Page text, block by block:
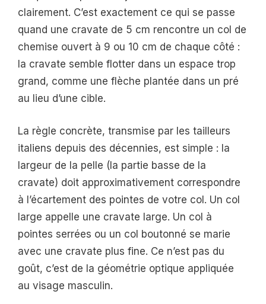
clairement. C’est exactement ce qui se passe
quand une cravate de 5 cm rencontre un col de
chemise ouvert à 9 ou 10 cm de chaque côté :
la cravate semble flotter dans un espace trop
grand, comme une flèche plantée dans un pré
au lieu d’une cible.
La règle concrète, transmise par les tailleurs
italiens depuis des décennies, est simple : la
largeur de la pelle (la partie basse de la
cravate) doit approximativement correspondre
à l’écartement des pointes de votre col. Un col
large appelle une cravate large. Un col à
pointes serrées ou un col boutonné se marie
avec une cravate plus fine. Ce n’est pas du
goût, c’est de la géométrie optique appliquée
au visage masculin.